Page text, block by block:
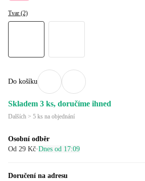
Tvar (2)
Do košíku
Skladem 3 ks, doručíme ihned
Dalších > 5 ks na objednání
Osobní odběr
Od 29 Kč·Dnes od 17:09
Doručení na adresu